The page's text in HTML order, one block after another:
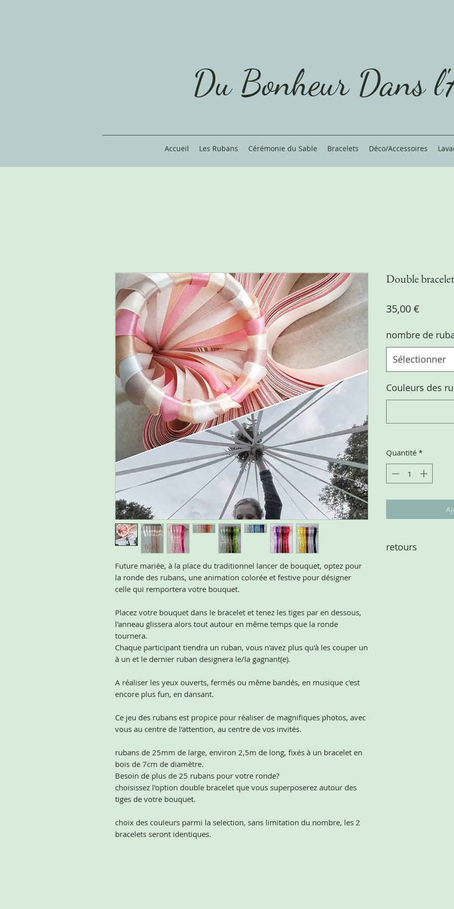
Du Bonheur Dans
Accueil Les Rubans Cérémonie du Sable Bracelets Déco/Accessoires
Future mariée, à la place du traditionnel lancer de bouquet, optez pour
la ronde des rubans, une animation colorée et festive pour désigner
celle qui remportera votre bouquet.
Placez votre bouquet dans le bracelet et tenez les tiges par en dessous,
l'anneau glissera alors tout autour en même temps que la ronde
tournera.
Chaque participant tiendra un ruban, vous n'avez plus qu'à les couper un
à un et le dernier ruban designera le/la gagnant(e).
A réaliser les yeux ouverts, fermés ou même bandés, en musique c'est
encore plus fun, en dansant.
Ce jeu des rubans est propice pour réaliser de magnifiques photos, avec
vous au centre de l'attention, au centre de vos invités.
rubans de 25mm de large, environ 2,5m de long, fixés à un bracelet en
bois de 7cm de diamètre.
Besoin de plus de 25 rubans pour votre ronde?
choisissez l'option double bracelet que vous superposerez autour des
tiges de votre bouquet.
choix des couleurs parmi la selection, sans limitation du nombre, les 2
bracelets seront identiques.
Double
35,00 €
nombre de
Sélectionner
Couleurs des
Quantité *
retours